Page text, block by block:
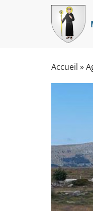
Accueil »